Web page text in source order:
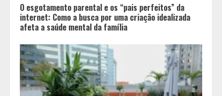
O esgotamento parental e os “pais perfeitos” da
internet: Como a busca por uma criação idealizada
afeta a saúde mental da família